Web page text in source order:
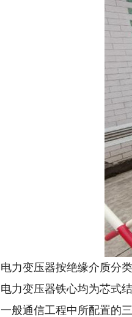
电力变压器按绝缘介质分
电力变压器铁心均为芯式结
一般通信工程中所配置的